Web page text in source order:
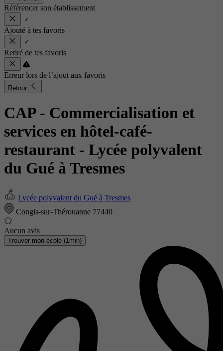
Référencer son établissement
Ajouté à tes favoris
Retiré de tes favoris
Erreur lors de l’ajout aux favoris
Retour
CAP - Commercialisation et
services en hôtel-café-
restaurant - Lycée polyvalent
du Gué à Tresmes
Lycée polyvalent du Gué à Tresmes
Congis-sur-Thérouanne 77440
Aucun avis
Trouver mon école (1min)